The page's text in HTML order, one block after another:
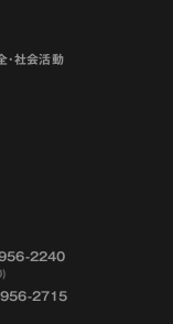
･社会活動
2240
2715